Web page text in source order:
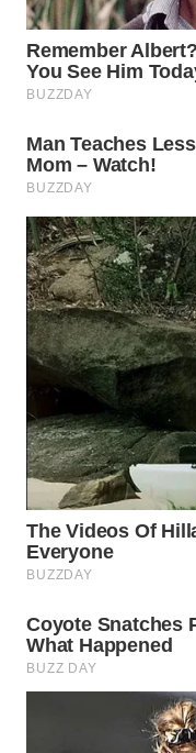
WN
TANGERANG
BINJAI
WN
CIREBON
WN
INDRAMAYU
WN
KUNINGAN
WN
MAJALENGKA
WN
SUBANG
SUKABUMI